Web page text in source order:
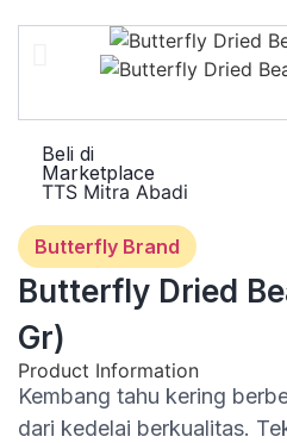
Beli di
Marketplace
TTS Mitra Abadi
Butterfly Brand
Butterfly Dried
Gr)
Product Information
Kembang tahu kering
dari kedelai berkualitas.